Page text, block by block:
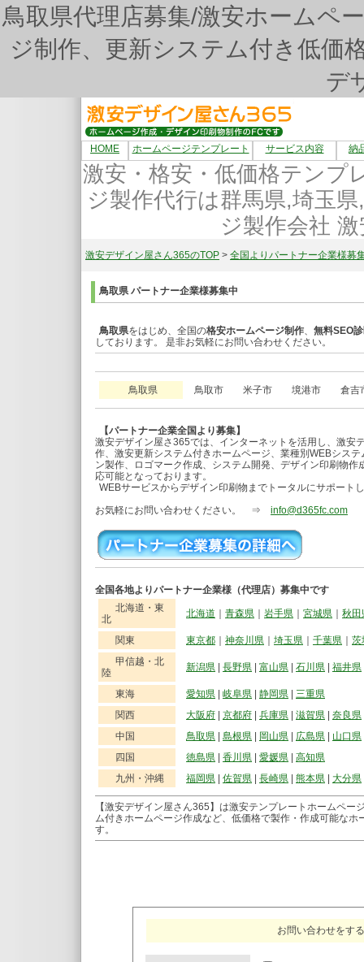
鳥取県代理店募集/激安ホームペ
ジ制作、更新システム付き低価
デ
HOME ホームページテンプレート サービス内容 納
激安・格安・低価格テンプ
ジ製作代行は群馬県,埼玉
ジ製作会社
激安デザイン屋さん365のTOP > 全国よりパートナー企業様募
鳥取県 パートナー企業様募集中
鳥取県をはじめ、全国の格安ホームページ制作、 無料SEO
しております。 是非お気軽にお問い合わせください。
鳥取県 鳥取市 米子市 境港市 倉
【パートナー企業全国より募集】
激安デザイン屋さ365では、インターネットを活用し、激安
作、激安更新システム付きホームページ、業種別WEBシス
ン製作、ロゴマーク作成、システム開発、デザイン印刷物作
応可能となっております。
WEBサービスからデザイン印刷物までトータルにサポート
お気軽にお問い合わせください。 ⇒ info@d365fc.com
全国各地よりパートナー企業様（代理店）募集中です
北海道・東
北
北海道 青森県 岩手県 宮城県 秋田
関東 東京都 神奈川県 埼玉県 千葉県
茨
甲信越・北
陸
新潟県 長野県 富山県 石川県 福井県
東海 愛知県 岐阜県 静岡県
三重県
関西
大阪府 京都府 兵庫県 滋賀県 奈良県
中国
鳥取県 島根県 岡山県 広島県
山口県
四国
徳島県 香川県 愛媛県
高知県
九州・沖縄
福岡県 佐賀県 長崎県 熊本県 大分県
【激安デザイン屋さん365】は激安テンプレートホームペー
ム付きホームページ作成など、低価格で製作・作成可能なホ
す。
お問い合わせをする